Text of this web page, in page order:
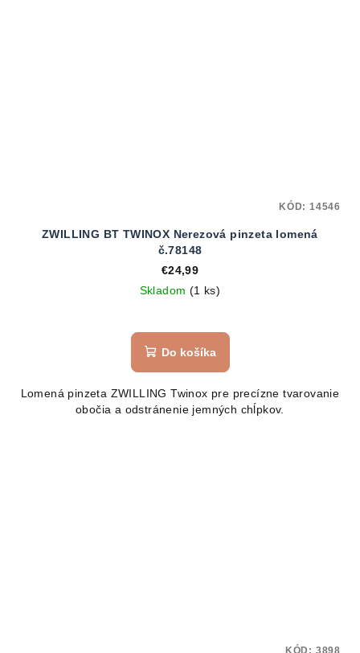
ZWILLING BT TWINOX Nerezová pinzeta lomená
č.78148
€24,99
Skladom (1 ks)
Do košíka
Lomená pinzeta ZWILLING Twinox pre precízne tvarovanie
obočia a odstránenie jemných chĺpkov.
KÓD: 14546
KÓD: 3898